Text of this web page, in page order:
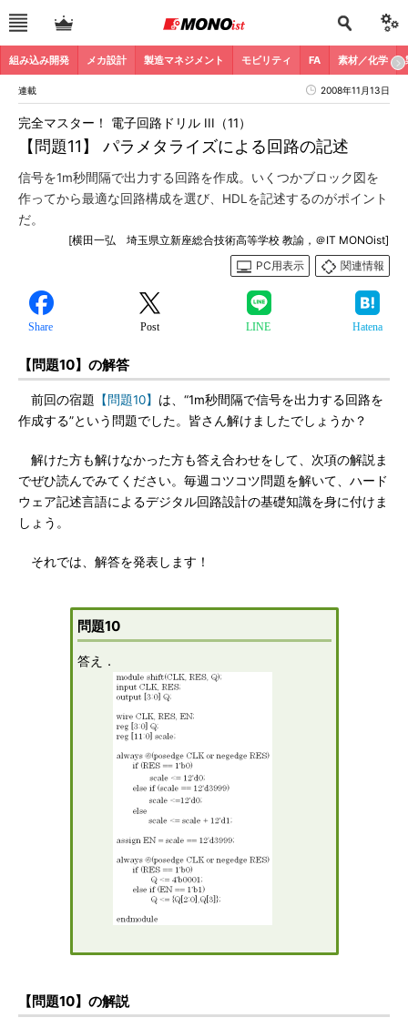
組み込み開発 メカ設計 製造マネジメント モビリティ FA 素材／化学
連載 2008年11月13日
【問題11】 パラメタライズによる回路の記述
完全マスター！ 電子回路ドリル III（11）
信号を1m秒間隔で出力する回路を作成。いくつかブロック図を
作ってから最適な回路構成を選び、HDLを記述するのがポイント
だ。
[横田一弘 埼玉県立新座総合技術高等学校 教諭，＠IT MONOist]
PC用表示
関連情報
Share Post LINE Hatena
【問題10】の解答
前回の宿題 【問題10】 は、“1m秒間隔で信号を出力する回路を
作成する”という問題でした。皆さん解けましたでしょうか？
解けた方も解けなかった方も答え合わせをして、次項の解説ま
でぜひ読んでみてください。毎週コツコツ問題を解いて、ハード
ウェア記述言語によるデジタル回路設計の基礎知識を身に付けま
しょう。
それでは、解答を発表します！
問題10
答え．
【問題10】の解説